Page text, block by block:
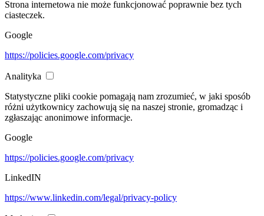
Strona internetowa nie może funkcjonować poprawnie bez tych
ciasteczek.
Google
https://policies.google.com/privacy
Analityka
Statystyczne pliki cookie pomagają nam zrozumieć, w jaki sposób
różni użytkownicy zachowują się na naszej stronie, gromadząc i
zgłaszając anonimowe informacje.
Google
https://policies.google.com/privacy
LinkedIN
https://www.linkedin.com/legal/privacy-policy